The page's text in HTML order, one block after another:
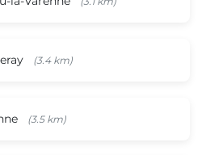
(3.4 km)
(3.5 km)